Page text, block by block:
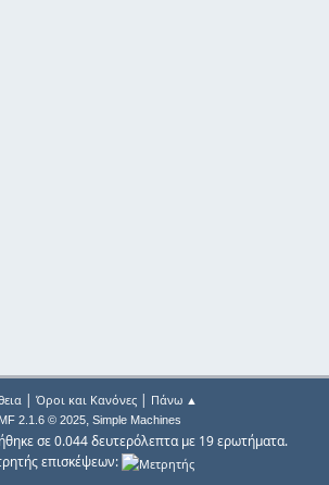
| Όροι και Κανόνες| Πάνω ▲
2.1.6 © 2025, Simple Machines
σε 0.044 δευτερόλεπτα με 19 ερωτήματα.
επισκέψεων: